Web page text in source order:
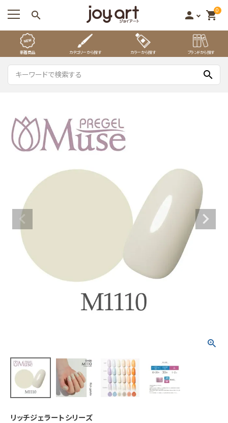
search person 0
shopping_cart
新着商品 カテゴリーから探す カラーから探す ブランドから探す
search
リッチジェラートシリーズ